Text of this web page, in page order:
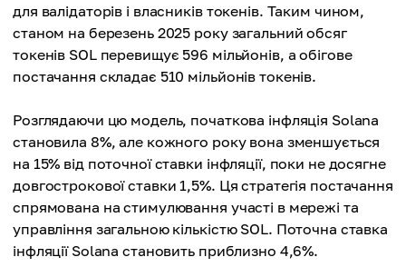
для валідаторів і власників токенів. Таким чином,
станом на березень 2025 року загальний обсяг
токенів SOL перевищує 596 мільйонів, а обігове
постачання складає 510 мільйонів токенів.
Розглядаючи цю модель, початкова інфляція Solana
становила 8%, але кожного року вона зменшується
на 15% від поточної ставки інфляції, поки не досягне
довгострокової ставки 1,5%. Ця стратегія постачання
спрямована на стимулювання участі в мережі та
управління загальною кількістю SOL. Поточна ставка
інфляції Solana становить приблизно 4,6%.